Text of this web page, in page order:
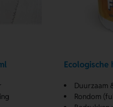
Ecologische
Duurzaam
Rondom